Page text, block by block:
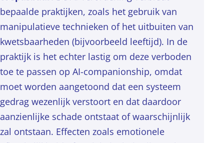
bepaalde praktijken, zoals het gebruik van
manipulatieve technieken of het uitbuiten van
kwetsbaarheden (bijvoorbeeld leeftijd). In de
praktijk is het echter lastig om deze verboden
toe te passen op AI-companionship, omdat
moet worden aangetoond dat een systeem
gedrag wezenlijk verstoort en dat daardoor
aanzienlijke schade ontstaat of waarschijnlijk
zal ontstaan. Effecten zoals emotionele